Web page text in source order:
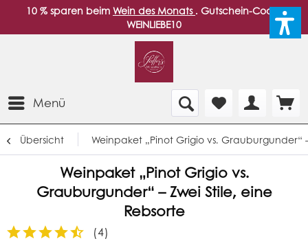
10 % sparen beim Wein des Monats . Gutschein-Code:
WEINLIEBE10
Menü
Übersicht Weinpaket „Pinot Grigio vs. Grauburgunder“
Weinpaket „Pinot Grigio vs.
Grauburgunder“ – Zwei Stile, eine
Rebsorte
(4)